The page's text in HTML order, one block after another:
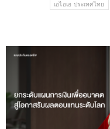
เอไอเอ ประเทศไทย